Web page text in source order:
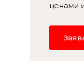
Сухие
ценами